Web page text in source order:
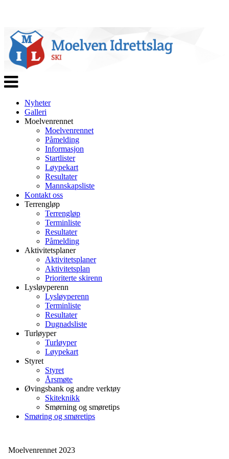
Veksle
navigasjon
Nyheter
Galleri
Moelvenrennet
Moelvenrennet
Påmelding
Informasjon
Startlister
Løypekart
Resultater
Mannskapsliste
Kontakt oss
Terrengløp
Terrengløp
Terminliste
Resultater
Påmelding
Aktivitetsplaner
Aktivitetsplaner
Aktivitetsplan
Prioriterte skirenn
Lysløyperenn
Lysløyperenn
Terminliste
Resultater
Dugnadsliste
Turløyper
Turløyper
Løypekart
Styret
Styret
Årsmøte
Øvingsbank og andre verktøy
Skiteknikk
Smørning og smøretips
Smøring og smøretips
Moelvenrennet 2023